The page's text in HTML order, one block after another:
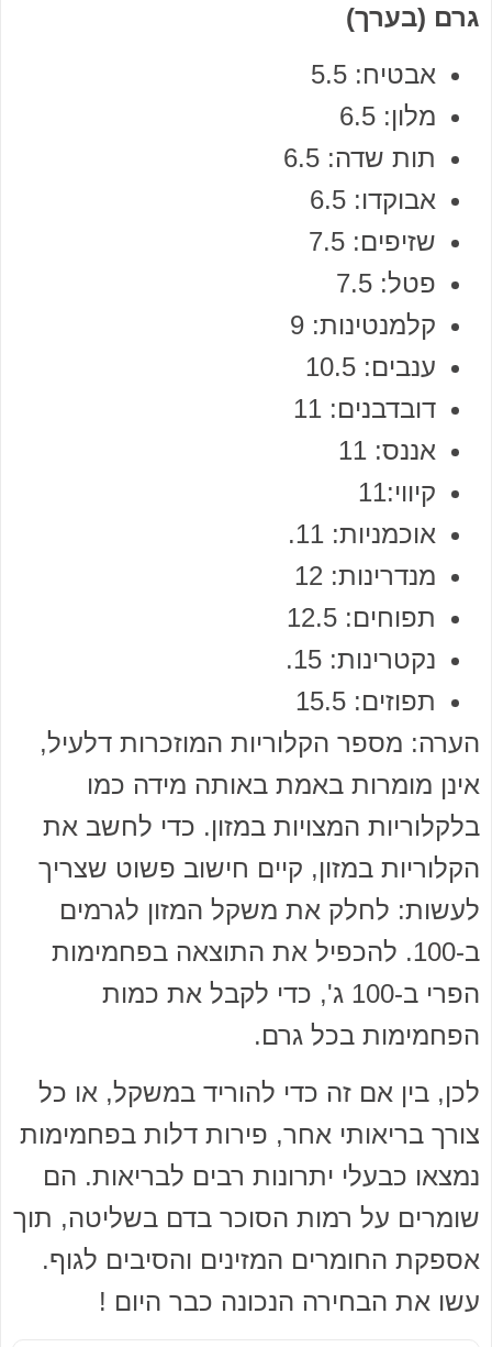
גרם (בערך)
אבטיח: 5.5
מלון: 6.5
תות שדה: 6.5
אבוקדו: 6.5
שזיפים: 7.5
פטל: 7.5
קלמנטינות: 9
ענבים: 10.5
דובדבנים: 11
אננס: 11
קיווי:11
אוכמניות: 11.
מנדרינות: 12
תפוחים: 12.5
נקטרינות: 15.
תפוזים: 15.5
הערה: מספר הקלוריות המוזכרות דלעיל,
אינן מומרות באמת באותה מידה כמו
בלקלוריות המצויות במזון. כדי לחשב את
הקלוריות במזון, קיים חישוב פשוט שצריך
לעשות: לחלק את משקל המזון לגרמים
ב-100. להכפיל את התוצאה בפחמימות
הפרי ב-100 ג', כדי לקבל את כמות
הפחמימות בכל גרם.
לכן, בין אם זה כדי להוריד במשקל, או כל
צורך בריאותי אחר, פירות דלות בפחמימות
נמצאו כבעלי יתרונות רבים לבריאות. הם
שומרים על רמות הסוכר בדם בשליטה, תוך
אספקת החומרים המזינים והסיבים לגוף.
עשו את הבחירה הנכונה כבר היום !